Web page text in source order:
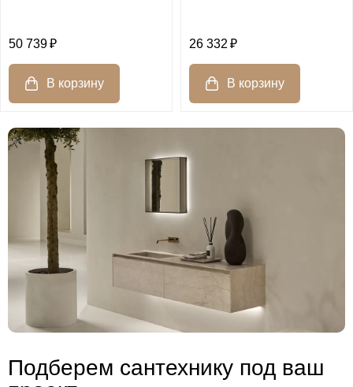
50 739 26 332
Подберем сантехнику под ваш